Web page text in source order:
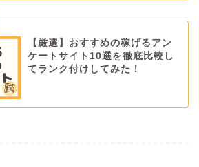
【厳選】おすすめの稼げるアン
ケートサイト10選を徹底比較し
てランク付けしてみた！